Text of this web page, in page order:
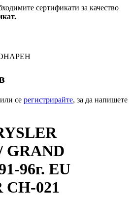
сертификати за качество
или се регистрирайте, за да напишете
GRAND
96г. EU
CH-021